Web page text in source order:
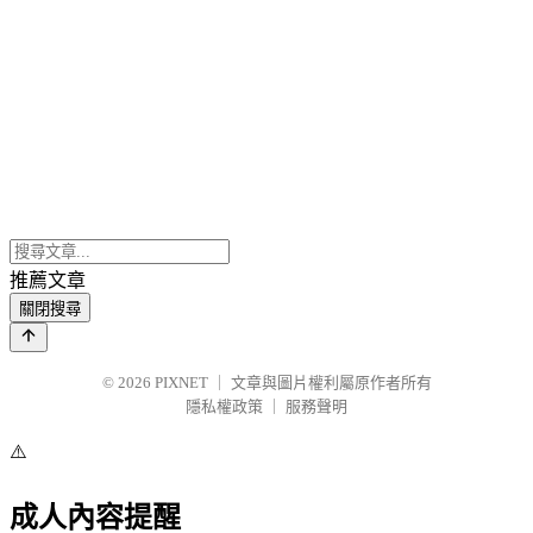
推薦文章
關閉搜尋
© 2026 PIXNET
文章與圖片權利屬原作者所有
隱私權政策
服務聲明
⚠️
成人內容提醒